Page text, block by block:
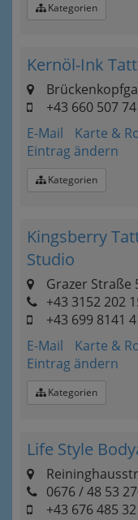
Kategorien
Kernöl-Ink
+43 660 507
E-Mail
Karte &
Eintrag ändern
Kategorien
Kingsberry
Studio
Grazer Straße
+43 3152 202
+43 699 8141
E-Mail
Karte &
Eintrag ändern
Kategorien
Life Style
0676 / 48 53
+43 676 485